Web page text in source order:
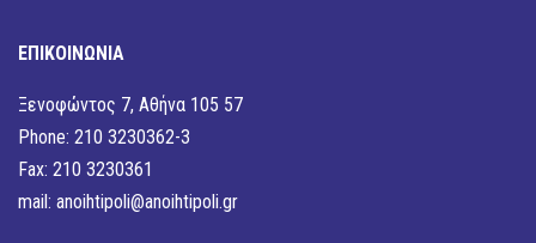
ΕΠΙΚΟΙΝΩΝΙΑ
Ξενοφώντος 7, Αθήνα 105 57
Phone: 210 3230362-3
Fax: 210 3230361
mail: anoihtipoli@anoihtipoli.gr